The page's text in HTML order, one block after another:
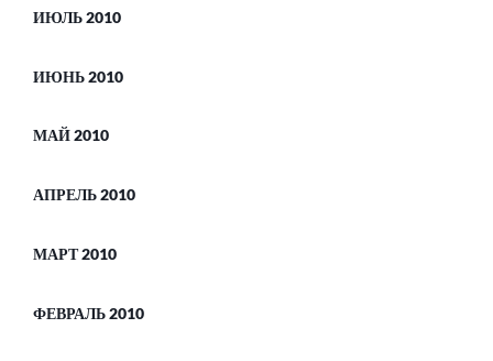
ИЮЛЬ 2010
ИЮНЬ 2010
МАЙ 2010
АПРЕЛЬ 2010
МАРТ 2010
ФЕВРАЛЬ 2010